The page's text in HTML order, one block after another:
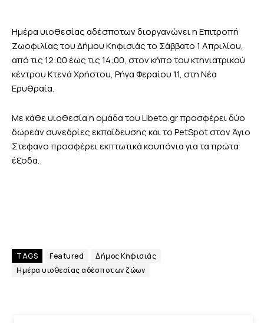
Ημέρα υιοθεσίας αδέσποτων διοργανώνει η Επιτροπή
Ζωοφιλίας του Δήμου Κηφισιάς το Σάββατο 1 Απριλίου,
από τις 12:00 έως τις 14:00, στον κήπο του κτηνιατρικού
κέντρου Κτενά Χρήστου, Ρήγα Φεραίου 11, στη Νέα
Ερυθραία.
Με κάθε υιοθεσία η ομάδα του Libeto.gr προσφέρει δύο
δωρεάν συνεδρίες εκπαίδευσης και το PetSpot στον Άγιο
Στεφανο προσφέρει εκπτωτικά κουπόνια για τα πρώτα
έξοδα.
TAGS Featured
Δήμος Κηφισιάς
Ημέρα υιοθεσίας αδέσποτων ζώων